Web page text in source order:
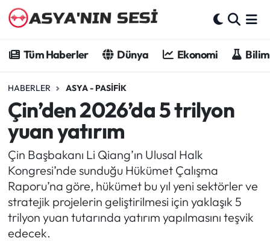
Tüm Haberler Dünya Ekonomi
HABERLER ASYA - PASIFIK
Çin’den 2026’da 5 trilyon
yuan yatırım
Çin Başbakanı Li Qiang’ın Ulusal Halk
Kongresi’nde sunduğu Hükümet Çalışma
Raporu’na göre, hükümet bu yıl yeni sektörler ve
stratejik projelerin geliştirilmesi için yaklaşık 5
trilyon yuan tutarında yatırım yapılmasını teşvik
edecek.
Dünya
Ekonomi
Bilim - Teknoloji
Kültür - Sanat
Spor
Asya-Pasifik